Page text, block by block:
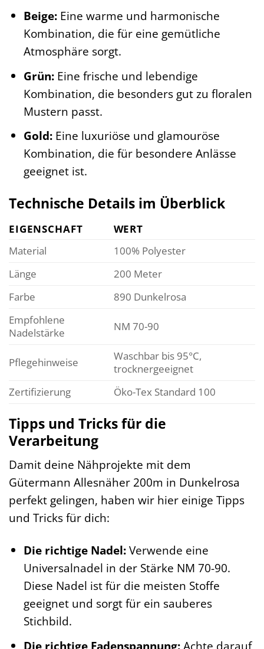
Beige:Eine warme und harmonische
Kombination, die für eine gemütliche
Atmosphäre sorgt.
Grün:Eine frische und lebendige
Kombination, die besonders gut zu floralen
Mustern passt.
Gold:Eine luxuriöse und glamouröse
Kombination, die für besondere Anlässe
geeignet ist.
Technische Details im Überblick
EIGENSCHAFT
WERT
Material
100% Polyester
Länge
200 Meter
Farbe
890 Dunkelrosa
Empfohlene
Nadelstärke
NM 70-90
Pflegehinweise
Waschbar bis 95°C,
trocknergeeignet
Zertifizierung
Öko-Tex Standard 100
Tipps und Tricks für die
Verarbeitung
Damit deine Nähprojekte mit dem
Gütermann Allesnäher 200m in Dunkelrosa
perfekt gelingen, haben wir hier einige Tipps
und Tricks für dich:
Die richtige Nadel:Verwende eine
Universalnadel in der Stärke NM 70-90.
Diese Nadel ist für die meisten Stoffe
geeignet und sorgt für ein sauberes
Stichbild.
Die richtige Fadenspannung:Achte darauf,